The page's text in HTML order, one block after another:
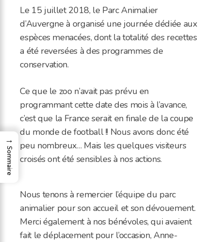
Le 15 juillet 2018, le Parc Animalier
d’Auvergne à organisé une journée dédiée aux
espèces menacées, dont la totalité des recettes
a été reversées à des programmes de
conservation.
Ce que le zoo n’avait pas prévu en
programmant cette date des mois à l’avance,
c’est que la France serait en finale de la coupe
du monde de football !! Nous avons donc été
peu nombreux… Mais les quelques visiteurs
croisés ont été sensibles à nos actions.
Nous tenons à remercier l’équipe du parc
animalier pour son accueil et son dévouement.
Merci également à nos bénévoles, qui avaient
fait le déplacement pour l’occasion, Anne-
→
Sommaire